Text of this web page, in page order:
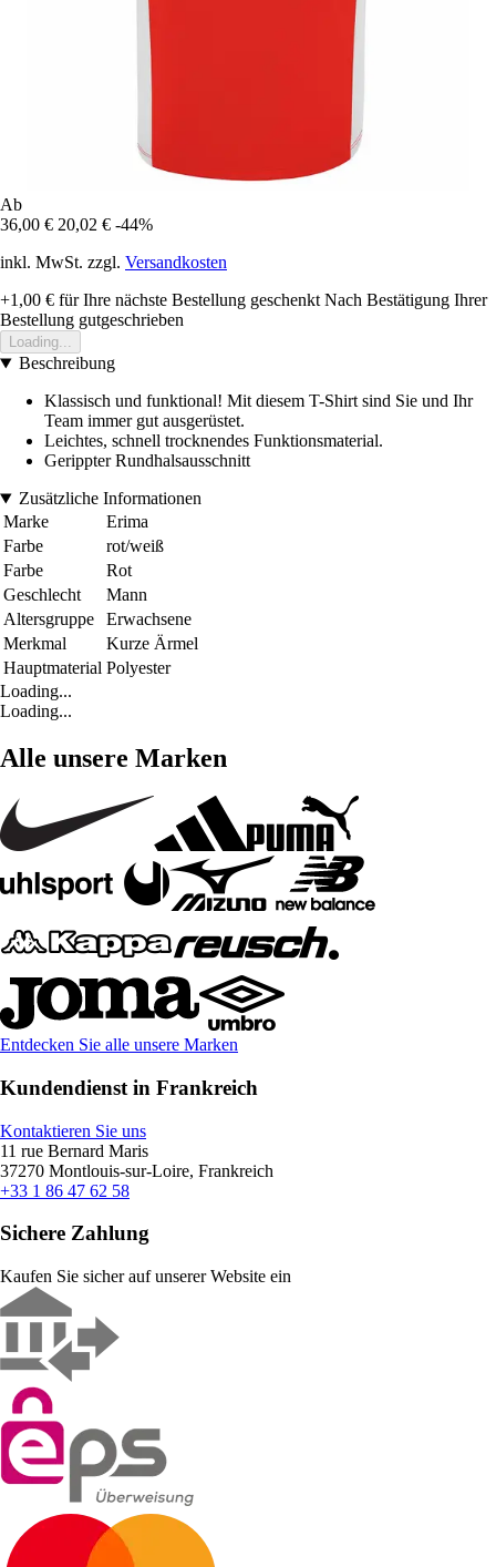
Ab
36,00 € 20,02 € -44%
inkl. MwSt. zzgl. Versandkosten
+1,00 € für Ihre nächste Bestellung geschenkt Nach Bestätigung Ihrer
Bestellung gutgeschrieben
Loading...
Beschreibung
Klassisch und funktional! Mit diesem T-Shirt sind Sie und Ihr
Team immer gut ausgerüstet.
Leichtes, schnell trocknendes Funktionsmaterial.
Gerippter Rundhalsausschnitt
Zusätzliche Informationen
Marke
Erima
Farbe
rot/weiß
Farbe
Rot
Geschlecht
Mann
Altersgruppe
Erwachsene
Merkmal
Kurze Ärmel
Hauptmaterial Polyester
Loading...
Loading...
Alle unsere Marken
Entdecken Sie alle unsere Marken
Kundendienst in Frankreich
Kontaktieren Sie uns
11 rue Bernard Maris
37270 Montlouis-sur-Loire, Frankreich
+33 1 86 47 62 58
Sichere Zahlung
Kaufen Sie sicher auf unserer Website ein